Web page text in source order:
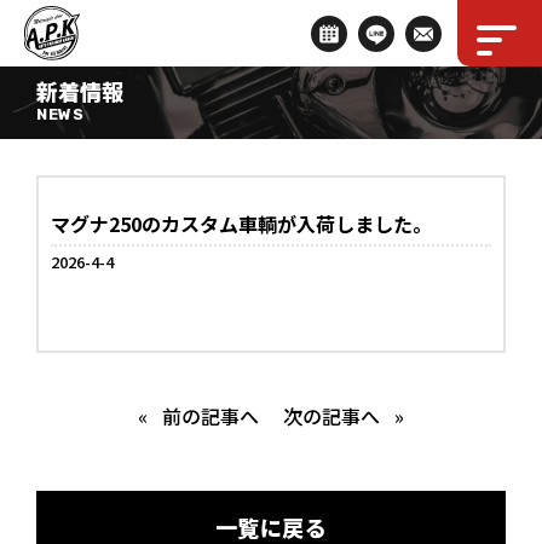
新着情報
NEWS
マグナ250のカスタム車輌が入荷しました。
2026-4-4
« 前の記事へ 次の記事へ »
一覧に戻る